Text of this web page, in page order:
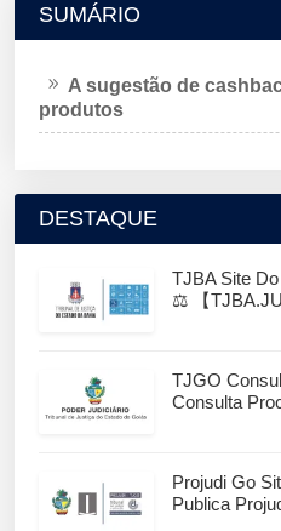
SUMÁRIO
A sugestão de
produtos
DESTAQUE
TJBA Site
⚖️ 【
TJGO
Consulta
Projudi Go
Publica